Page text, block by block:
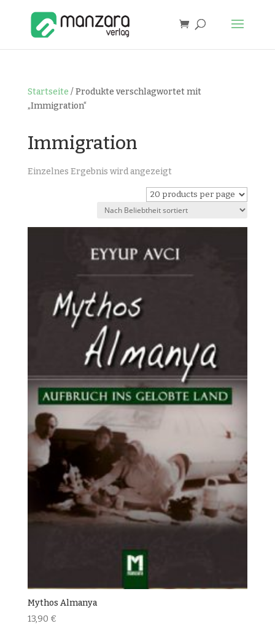
Startseite / Produkte verschlagwortet mit
„Immigration“
Immigration
Einzelnes Ergebnis wird angezeigt
Mythos Almanya
13,90 €